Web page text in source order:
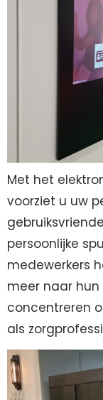
Met het
voorziet u uw
persoonlijke
medewerkers
meer naar hun
concentreren
als